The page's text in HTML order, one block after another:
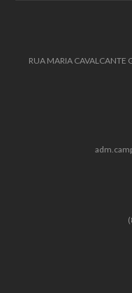
RUA MARIA CAVALCANTE